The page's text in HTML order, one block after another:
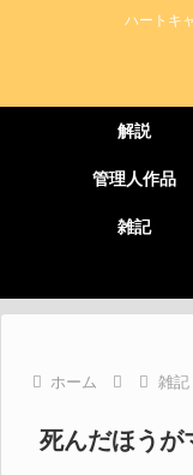
ハートキ
解説
管理人作品
雑記
ホーム 雑記
死んだほうが